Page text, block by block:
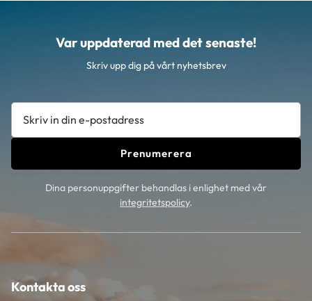
Var uppdaterad med det senaste!
Skriv upp dig på vårt nyhetsbrev
Prenumerera
Dina personuppgifter behandlas i enlighet med vår
integritetspolicy.
Kontakta oss